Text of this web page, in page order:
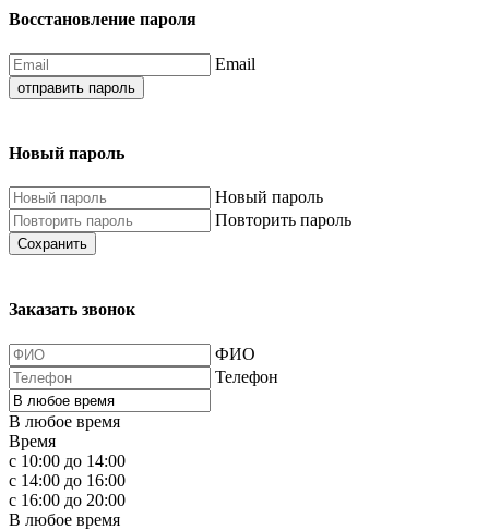
Восстановление пароля
Email
отправить пароль
Новый пароль
Новый пароль
Повторить пароль
Сохранить
Заказать звонок
ФИО
Телефон
В любое время
Время
с 10:00 до 14:00
с 14:00 до 16:00
с 16:00 до 20:00
В любое время